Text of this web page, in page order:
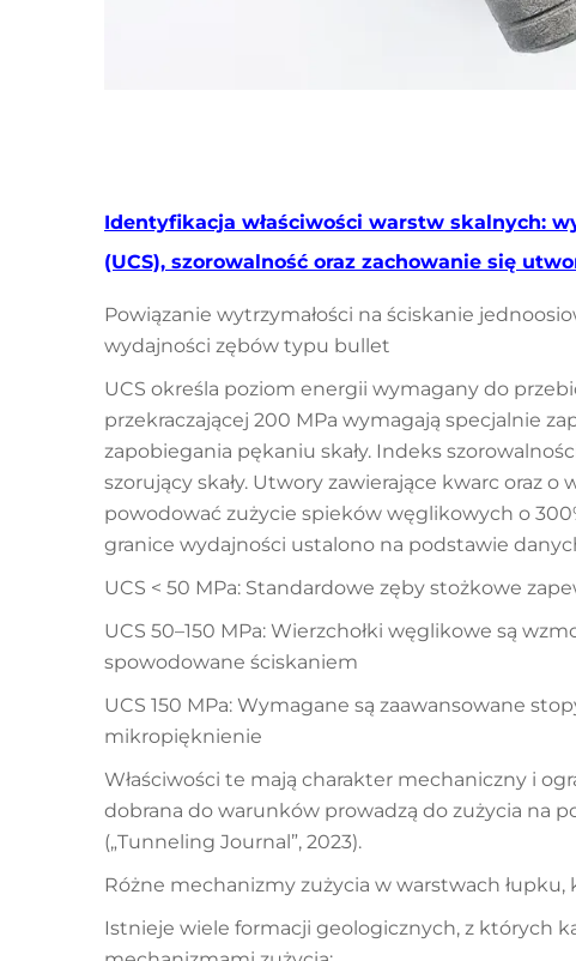
Identyfikacja właściwości warstw skalnych:
(UCS), szorowalność oraz zachowanie się
Powiązanie wytrzymałości na ściskanie
wydajności zębów typu bullet
UCS określa poziom energii wymagany do
przekraczającej 200 MPa wymagają specjalnie
zapobiegania pękaniu skały. Indeks
szorujący skały. Utwory zawierające kwarc oraz
powodować zużycie spieków węglikowych o
granice wydajności ustalono na podstawie
UCS < 50 MPa: Standardowe zęby stożkowe
UCS 50–150 MPa: Wierzchołki węglikowe są
spowodowane ściskaniem
UCS 150 MPa: Wymagane są zaawansowane
mikropięknienie
Właściwości te mają charakter mechaniczny i
dobrana do warunków prowadzą do zużycia na
(„Tunneling Journal”, 2023).
Różne mechanizmy zużycia w warstwach
Istnieje wiele formacji geologicznych, z których